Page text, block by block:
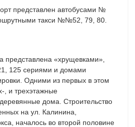
представлен автобусами №
такси №№52, 79, 80.
представлена «хрущевками»,
125 сериями и домами
Одними из первых в этом
, и трехэтажные
дома. Строительство
на ул. Калинина,
началось во второй половине